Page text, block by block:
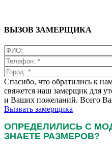
ВЫЗОВ ЗАМЕРЩИКА
Спасибо, что обратились к
свяжется наш замерщик для
и Ваших пожеланий. Всего
Вызвать замерщика
ОПРЕДЕЛИЛИСЬ С
ЗНАЕТЕ РАЗМЕРОВ?